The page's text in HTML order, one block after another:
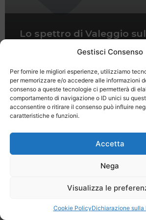
Gestisci Consenso
Per fornire le migliori esperienze, utilizziamo
per memorizzare e/o accedere alle informazioni
consenso a queste tecnologie ci permetterà di
comportamento di navigazione o ID unici su
acconsentire o ritirare il consenso può influire
caratteristiche e funzioni.
Accetta
Nega
Visualizza le
Cookie PolicyDichiarazione sulla
Lo spettro di Valeggio
Last Minute
Registrati Contatti
SPECIALE LAST MINUTE - SH